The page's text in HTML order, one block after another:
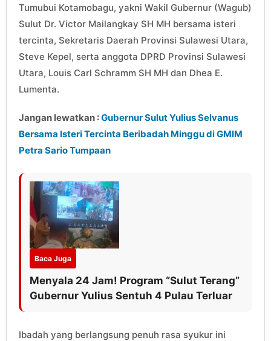
Tumubui Kotamobagu, yakni Wakil Gubernur (Wagub)
Sulut Dr. Victor Mailangkay SH MH bersama isteri
tercinta, Sekretaris Daerah Provinsi Sulawesi Utara,
Steve Kepel, serta anggota DPRD Provinsi Sulawesi
Utara, Louis Carl Schramm SH MH dan Dhea E.
Lumenta.
Jangan lewatkan :Gubernur Sulut Yulius Selvanus
Bersama Isteri Tercinta Beribadah Minggu di GMIM
Petra Sario Tumpaan
Baca Juga
Menyala 24 Jam! Program “Sulut Terang”
Gubernur Yulius Sentuh 4 Pulau Terluar
Ibadah yang berlangsung penuh rasa syukur ini